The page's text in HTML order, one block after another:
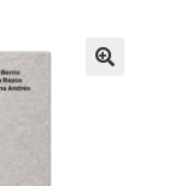
hijo